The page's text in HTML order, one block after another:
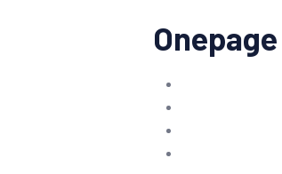
Onepage